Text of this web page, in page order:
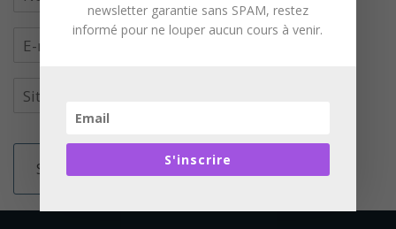
newsletter garantie sans SPAM, restez
informé pour ne louper aucun cours à venir.
S'inscrire